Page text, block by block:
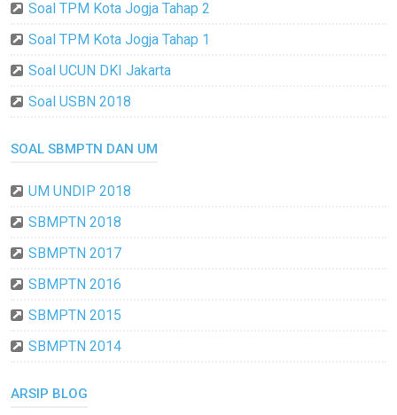
Soal TPM Kota Jogja Tahap 2
Soal TPM Kota Jogja Tahap 1
Soal UCUN DKI Jakarta
Soal USBN 2018
SOAL SBMPTN DAN UM
UM UNDIP 2018
SBMPTN 2018
SBMPTN 2017
SBMPTN 2016
SBMPTN 2015
SBMPTN 2014
ARSIP BLOG